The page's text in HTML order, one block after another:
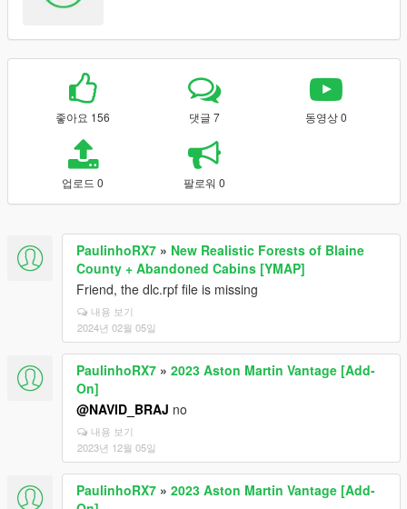
좋아요 156 댓글 7 동영상 0
업로드 0 팔로워 0
PaulinhoRX7 » New Realistic Forests of Blaine
County + Abandoned Cabins [YMAP]
Friend, the dlc.rpf file is missing
내용 보기
2024년 02월 05일
PaulinhoRX7 » 2023 Aston Martin Vantage [Add-
On]
@NAVID_BRAJ no
내용 보기
2023년 12월 05일
PaulinhoRX7 » 2023 Aston Martin Vantage [Add-